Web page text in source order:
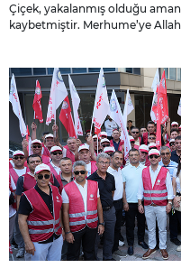
Çiçek, yakalanmış olduğu
kaybetmiştir. Merhume’ye